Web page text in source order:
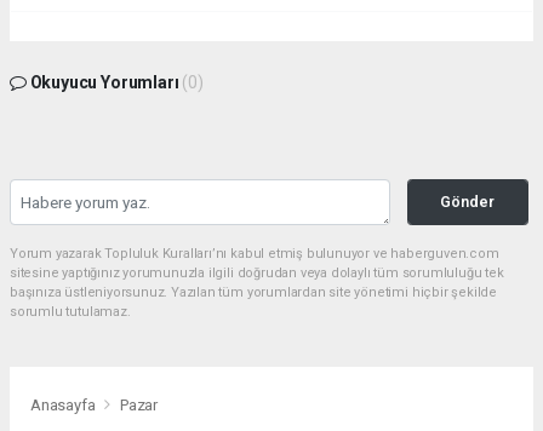
Okuyucu Yorumları (0)
Gönder
Yorum yazarak Topluluk Kuralları’nı kabul etmiş bulunuyor ve haberguven.com
sitesine yaptığınız yorumunuzla ilgili doğrudan veya dolaylı tüm sorumluluğu tek
başınıza üstleniyorsunuz. Yazılan tüm yorumlardan site yönetimi hiçbir şekilde
sorumlu tutulamaz.
Anasayfa Pazar